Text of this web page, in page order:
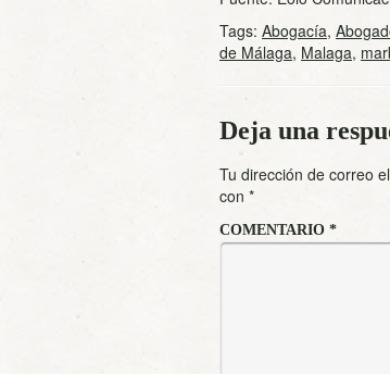
Tags: Abogacía,
de Málaga, Malaga,
Deja una
Tu dirección de correo
con *
COMENTARIO *